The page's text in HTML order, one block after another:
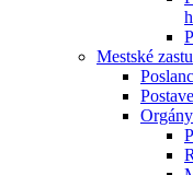
Mestské